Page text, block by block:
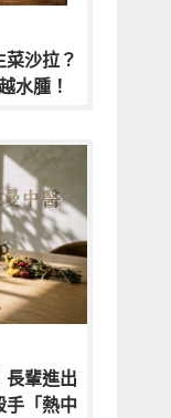
沙拉？
水腫！
長輩進出
手「熱中